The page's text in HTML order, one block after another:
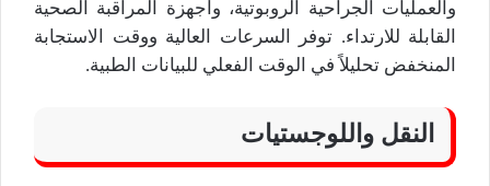
والعمليات الجراحية الروبوتية، وأجهزة المراقبة الصحية
القابلة للارتداء. توفر السرعات العالية ووقت الاستجابة
المنخفض تحليلاً في الوقت الفعلي للبيانات الطبية.
النقل واللوجستيات